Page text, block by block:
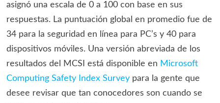
asignó una escala de 0 a 100 con base en sus
respuestas. La puntuación global en promedio fue de
34 para la seguridad en línea para PC’s y 40 para
dispositivos móviles. Una versión abreviada de los
resultados del MCSI está disponible en Microsoft
Computing Safety Index Surveypara la gente que
desee revisar que tan conocedores son cuando se